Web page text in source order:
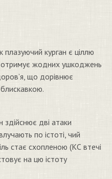
плазуючий курган є ціллю
жодних ушкоджень
що дорівнює
здійснює дві атаки
по істоті, чий
стає схопленою (КС втечі
на цю істоту